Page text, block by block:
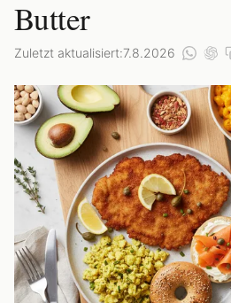
Butter
Zuletzt aktualisiert:7.8.2026